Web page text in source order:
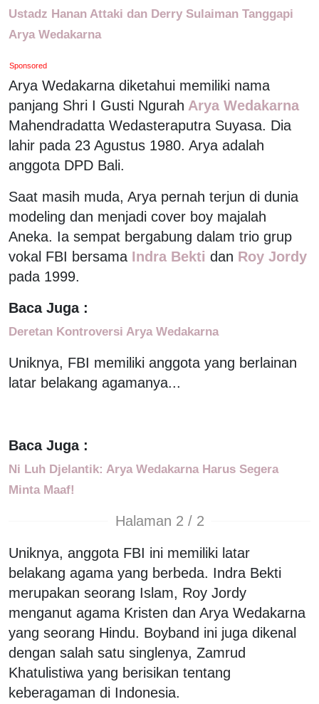
Ustadz Hanan Attaki dan Derry Sulaiman Tanggapi
Arya Wedakarna
Sponsored
Arya Wedakarna diketahui memiliki nama
panjang Shri I Gusti Ngurah Arya Wedakarna
Mahendradatta Wedasteraputra Suyasa. Dia
lahir pada 23 Agustus 1980. Arya adalah
anggota DPD Bali.
Saat masih muda, Arya pernah terjun di dunia
modeling dan menjadi cover boy majalah
Aneka. Ia sempat bergabung dalam trio grup
vokal FBI bersama Indra Bekti dan Roy Jordy
pada 1999.
Baca Juga :
Deretan Kontroversi Arya Wedakarna
Uniknya, FBI memiliki anggota yang berlainan
latar belakang agamanya...
Baca Juga :
Ni Luh Djelantik: Arya Wedakarna Harus Segera
Minta Maaf!
Halaman 2 / 2
Uniknya, anggota FBI ini memiliki latar
belakang agama yang berbeda. Indra Bekti
merupakan seorang Islam, Roy Jordy
menganut agama Kristen dan Arya Wedakarna
yang seorang Hindu. Boyband ini juga dikenal
dengan salah satu singlenya, Zamrud
Khatulistiwa yang berisikan tentang
keberagaman di Indonesia.